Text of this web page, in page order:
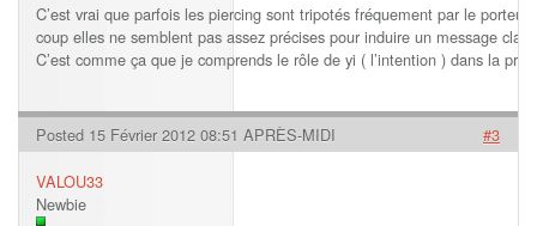
C’est vrai que parfois les piercing sont tripotés fréquement par le
coup elles ne semblent pas assez précises pour induire un message clair.
C’est comme ça que je comprends le rôle de yi ( l’intention ) dans la
Posted 15 Février 2012 08:51 APRÈS-MIDI #3
VALOU33
Newbie